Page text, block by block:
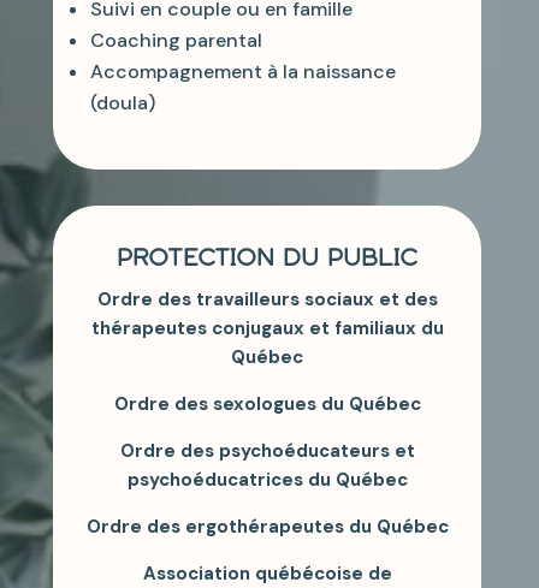
Suivi en couple ou en famille
Coaching parental
Accompagnement à la naissance
(doula)
PROTECTION DU PUBLIC
Ordre des travailleurs sociaux et des
thérapeutes conjugaux et familiaux du
Québec
Ordre des sexologues du Québec
Ordre des psychoéducateurs et
psychoéducatrices du Québec
Ordre des ergothérapeutes du Québec
Association québécoise de